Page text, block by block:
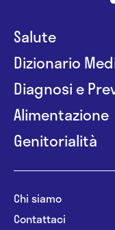
Salute
Dizionario
Diagnosi e
Alimentazione
Genitorialità
Chi siamo
Contattaci